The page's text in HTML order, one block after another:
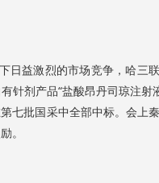
益激烈的市场竞争，哈三
针剂产品“盐酸昂丹司琼注射
七批国采中全部中标。会上
。